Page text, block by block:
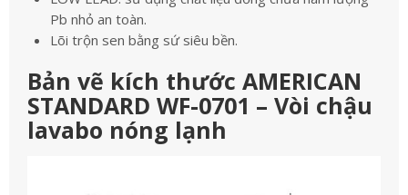
Pb nhỏ an toàn.
Lõi trộn sen bằng sứ siêu bền.
Bản vẽ kích thước AMERICAN
STANDARD WF-0701 – Vòi chậu
lavabo nóng lạnh